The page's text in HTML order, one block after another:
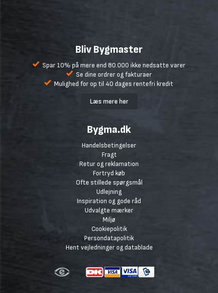
Bliv Bygmaster
Spar 10% på mere end 80.000 ikke nedsatte varer
Se dine ordrer og fakturaer
Mulighed for op til 40 dages rentefri kredit
Læs mere her
Bygma.dk
Handelsbetingelser
Fragt
Retur og reklamation
Fortryd køb
Ofte stillede spørgsmål
Udlejning
Inspiration og gode råd
Udvalgte mærker
Miljø
Cookiepolitik
Persondatapolitik
Hent vejledninger og datablade